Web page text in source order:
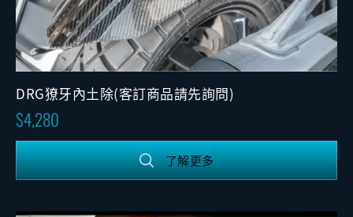
DRG獠牙內土除(客訂商品請先詢問)
4,280
了解更多